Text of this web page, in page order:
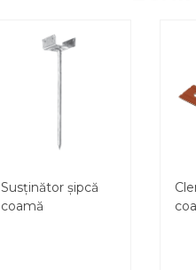
Susținător șipcă
coamă